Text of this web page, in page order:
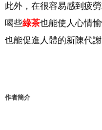
此外，在很容易感到疲
喝些綠茶也能使人心情
也能促進人體的新陳代謝
作者簡介